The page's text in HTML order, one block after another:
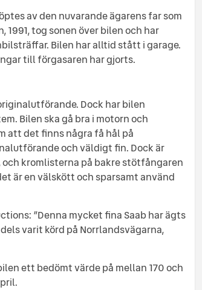
av den nuvarande ägarens far som
1991, tog sonen över bilen och har
Bilen har alltid stått i garage.
till förgasaren har gjorts.
Dock har bilen
Bilen ska gå bra i motorn och
att det finns några få hål på
och väldigt fin. Dock är
kromlisterna på bakre stötfångaren
är en välskött och sparsamt använd
”Denna mycket fina Saab har ägts
varit körd på Norrlandsvägarna,
ett bedömt värde på mellan 170 och